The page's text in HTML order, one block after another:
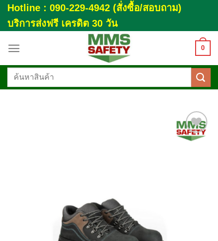
Skip
to
content
Hotline : 090-229-4942 (สั่งซื้อ/สอบถาม)
บริการส่งฟรี เครดิต 30 วัน
0
ค้นหา:
Add to